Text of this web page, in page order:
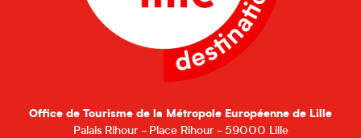
Office de Tourisme de la Métropole Européenne de Lille
Palais Rihour - Place Rihour - 59000 Lille